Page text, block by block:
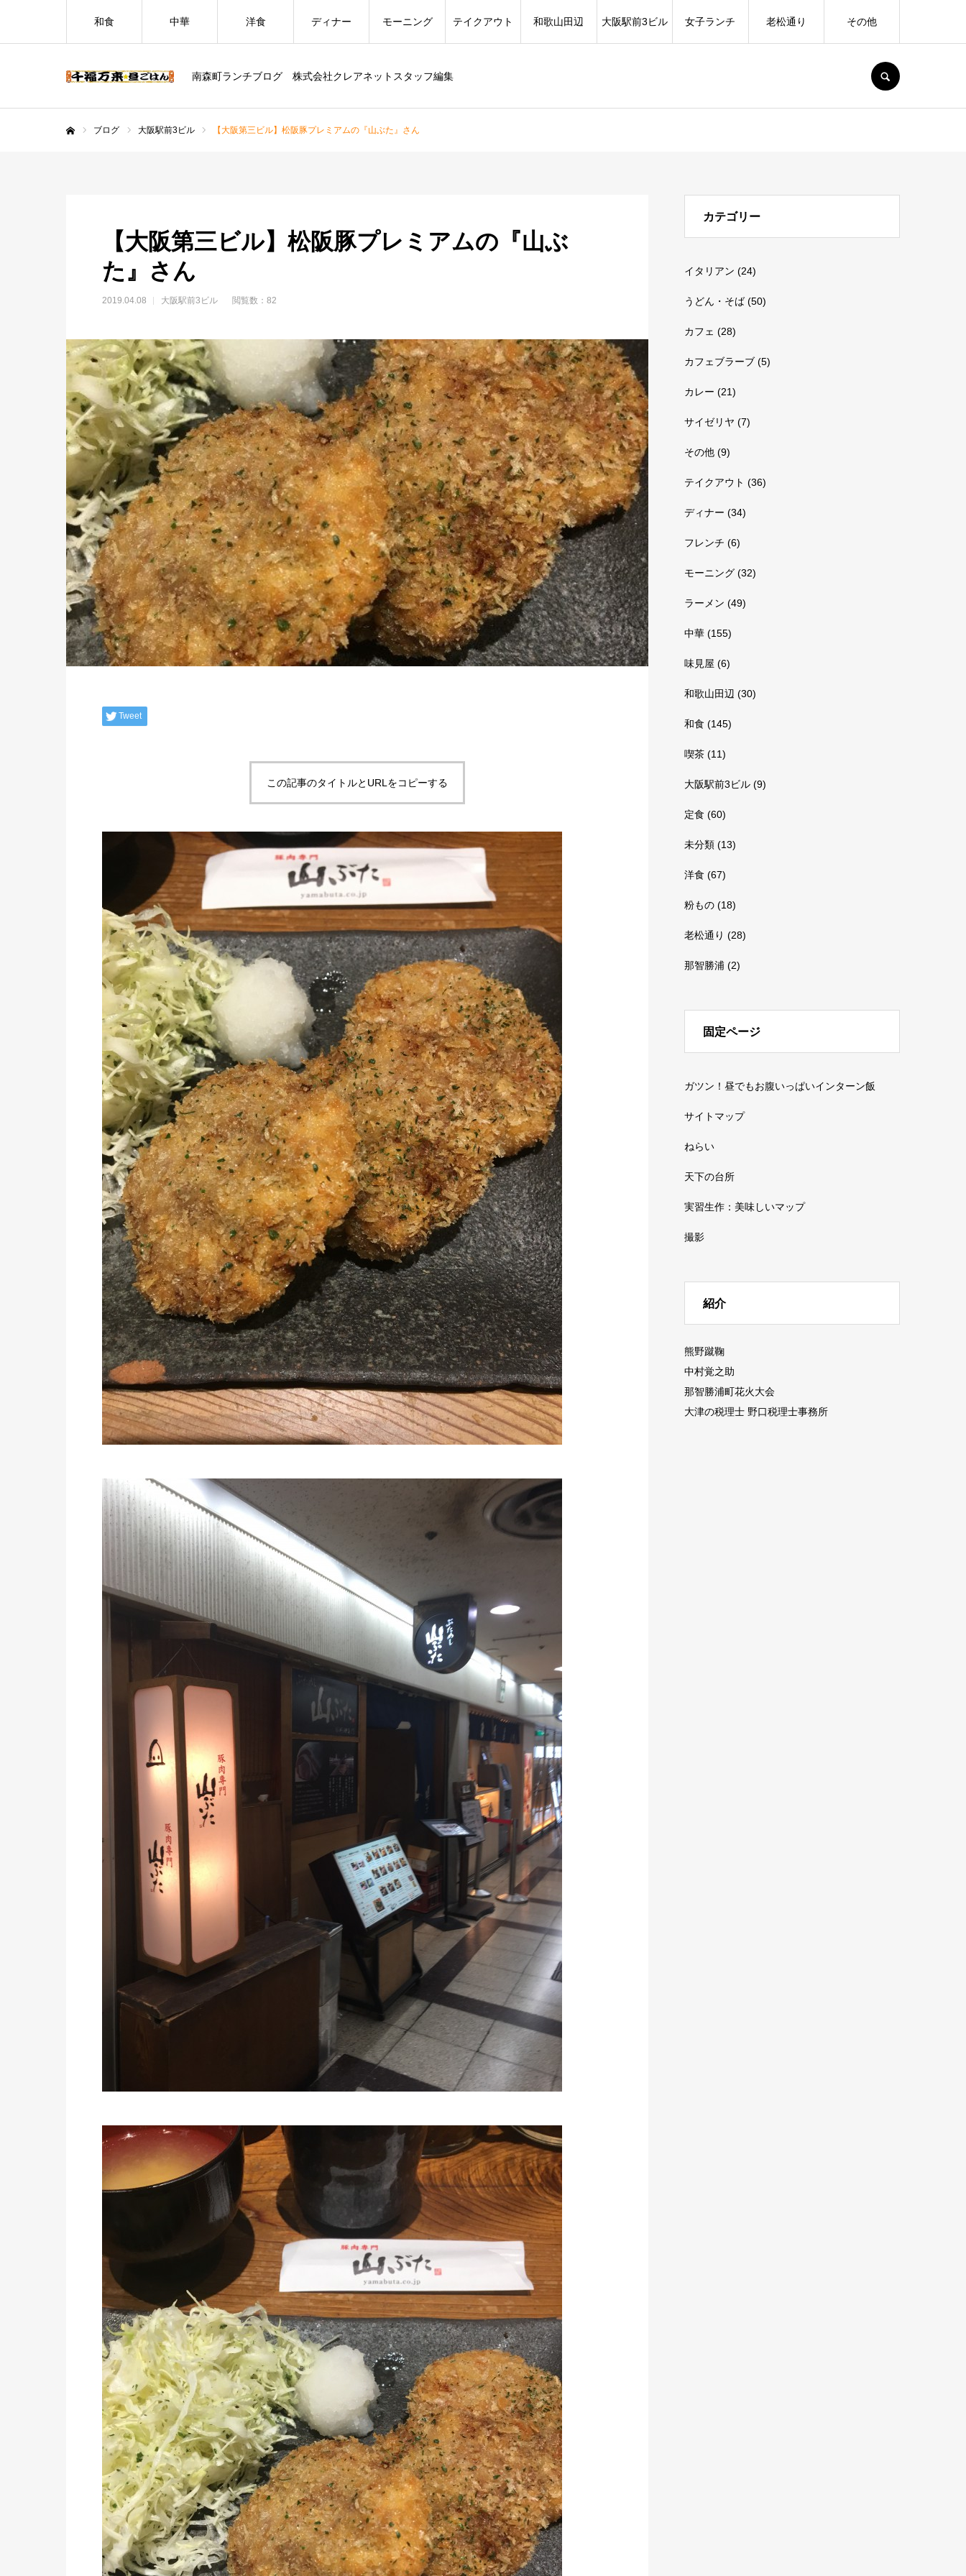
南森町ランチブログ 株式会社クレアネットスタッフ編集
和食 中華 洋食 ディナー モーニング テイクアウト 和歌山田辺 大阪駅前3ビル 女子ランチ 老松通り その他
ブログ 大阪駅前3ビル 【大阪第三ビル】松阪豚プレミアムの『山ぶた』さん
【大阪第三ビル】松阪豚プレミアムの『山ぶ
た』さん
2019.04.08 大阪駅前3ビル 閲覧数：82
Tweet
この記事のタイトルとURLをコピーする
カテゴリー
イタリアン (24)
うどん・そば(50)
カフェ (28)
カフェブラーブ (5)
カレー (21)
サイゼリヤ (7)
その他 (9)
テイクアウト (36)
ディナー (34)
フレンチ (6)
モーニング (32)
ラーメン (49)
中華 (155)
味見屋 (6)
和歌山田辺 (30)
和食 (145)
喫茶 (11)
大阪駅前3ビル (9)
定食 (60)
未分類 (13)
洋食 (67)
粉もの (18)
老松通り (28)
那智勝浦 (2)
固定ページ
ガツン！昼でもお腹いっぱいインターン飯
サイトマップ
ねらい
天下の台所
実習生作：美味しいマップ
撮影
紹介
熊野蹴鞠
中村覚之助
那智勝浦町花火大会
大津の税理士 野口税理士事務所